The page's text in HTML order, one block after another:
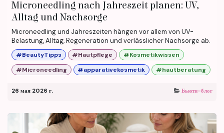
Microneedling nach Jahreszeit planen: UV,
Alltag und Nachsorge
Microneedling und Jahreszeiten hängen vor allem von UV-
Belastung, Alltag, Regeneration und verlässlicher Nachsorge ab.
#BeautyTipps #Hautpflege
#Kosmetikwissen
#Microneedling
#apparativekosmetik #hautberatung
26 мая 2026 г. Бьюти-блог